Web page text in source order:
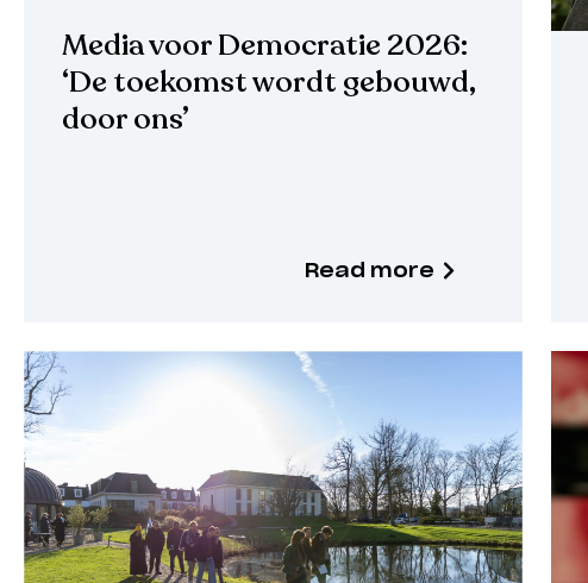
Media voor Democratie 2026:
‘De toekomst wordt gebouwd,
door ons’
Read more